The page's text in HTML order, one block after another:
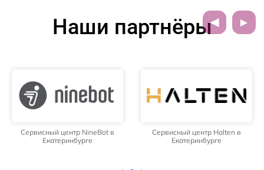
Наши партнёры
Сервисный центр NineBot в
Екатеринбурге
Сервисный центр Halten в
Екатеринбурге